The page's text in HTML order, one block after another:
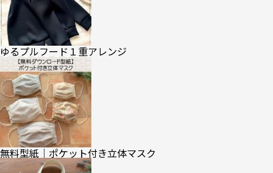
ゆるプルフード１重アレンジ
無料型紙｜ポケット付き立体マスク